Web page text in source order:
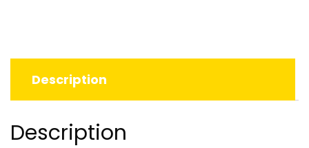
Description
Description